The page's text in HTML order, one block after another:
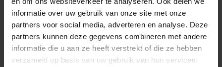
informatie over uw gebruik van onze site met onze
partners voor social media, adverteren en analyse. Deze
partners kunnen deze gegevens combineren met andere
informatie die u aan ze heeft verstrekt of die ze hebben
verzameld op basis van uw gebruik van hun services.
hetplaatsen van nail art decoraties
het oppakken vansteentjes of embellishments
het positioneren vanfolie of kleine nail art